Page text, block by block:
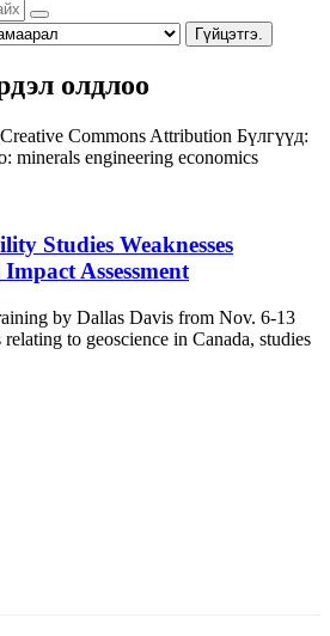
Гүйцэтгэ.
олдлоо
Creative Commons Attribution Бүлгүүд:
minerals engineering economics
Studies Weaknesses
Assessment
by Dallas Davis from Nov. 6-13
to geoscience in Canada, studies